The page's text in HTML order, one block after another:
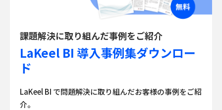
課題解決に取り組んだ事例をご紹介
LaKeel BI 導入事例集ダウンロー
ド
LaKeel BI で問題解決に取り組んだお客様の事例をご紹
介。